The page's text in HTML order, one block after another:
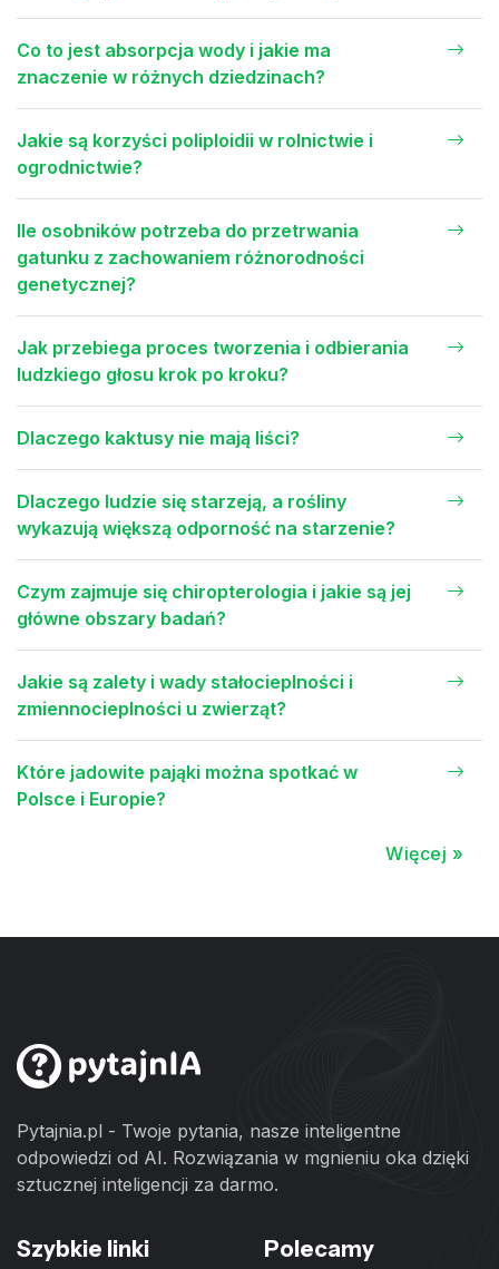
Co to jest absorpcja wody i jakie ma
znaczenie w różnych dziedzinach?
Jakie są korzyści poliploidii w rolnictwie i
ogrodnictwie?
Ile osobników potrzeba do przetrwania
gatunku z zachowaniem różnorodności
genetycznej?
Jak przebiega proces tworzenia i odbierania
ludzkiego głosu krok po kroku?
Dlaczego kaktusy nie mają liści?
Dlaczego ludzie się starzeją, a rośliny
wykazują większą odporność na starzenie?
Czym zajmuje się chiropterologia i jakie są jej
główne obszary badań?
Jakie są zalety i wady stałocieplności i
zmiennocieplności u zwierząt?
Które jadowite pająki można spotkać w
Polsce i Europie?
Więcej »
Pytajnia.pl - Twoje pytania, nasze inteligentne
odpowiedzi od AI. Rozwiązania w mgnieniu oka dzięki
sztucznej inteligencji za darmo.
Szybkie linki Polecamy